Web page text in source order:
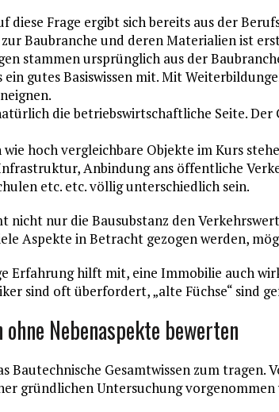
diese Frage ergibt sich bereits aus der
Baubranche und deren Materialien ist
stammen ursprünglich aus der
gutes Basiswissen mit. Mit
die betriebswirtschaftliche Seite.
wie hoch vergleichbare Objekte im Kurs
Anbindung ans öffentliche
etc. etc. völlig unterschiedlich sein.
nicht nur die Bausubstanz den
Aspekte in Betracht gezogen werden,
Erfahrung hilft mit, eine Immobilie auch
sind oft überfordert, „alte Füchse“ sind
Nebenaspekte bewerten
Bautechnische Gesamtwissen zum tragen.
gründlichen Untersuchung vorgenommen